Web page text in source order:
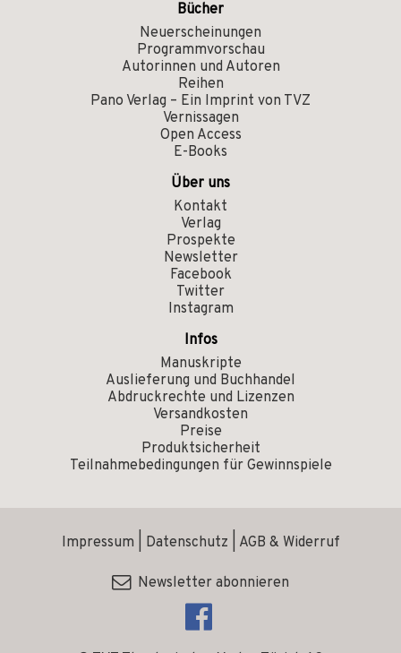
Bücher
Neuerscheinungen
Programmvorschau
Autorinnen und Autoren
Reihen
Pano Verlag – Ein Imprint von TVZ
Vernissagen
Open Access
E-Books
Über uns
Kontakt
Verlag
Prospekte
Newsletter
Facebook
Twitter
Instagram
Infos
Manuskripte
Auslieferung und Buchhandel
Abdruckrechte und Lizenzen
Versandkosten
Preise
Produktsicherheit
Teilnahmebedingungen für Gewinnspiele
Impressum Datenschutz AGB & Widerruf
Newsletter abonnieren